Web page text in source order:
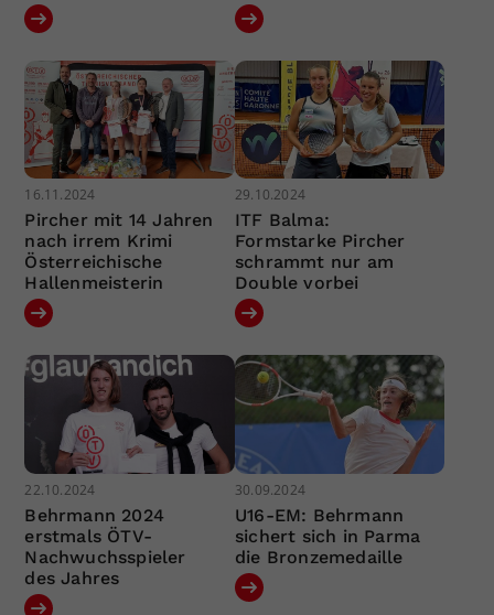
16.11.2024
Pircher mit 14 Jahren
nach irrem Krimi
Österreichische
Hallenmeisterin
29.10.2024
ITF Balma:
Formstarke Pircher
schrammt nur am
Double vorbei
22.10.2024
Behrmann 2024
erstmals ÖTV-
Nachwuchsspieler
des Jahres
30.09.2024
U16-EM: Behrmann
sichert sich in Parma
die Bronzemedaille